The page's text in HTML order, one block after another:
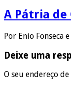
A Pátria de
Por Enio Fonseca
Deixe uma
O seu endereço